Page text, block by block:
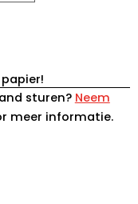
sturen? Neem
meer informatie.